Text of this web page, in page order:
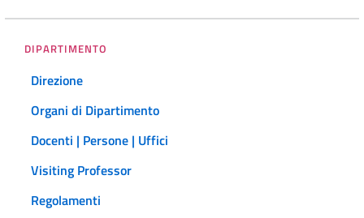
DIPARTIMENTO
Direzione
Organi di Dipartimento
Docenti | Persone | Uffici
Visiting Professor
Regolamenti